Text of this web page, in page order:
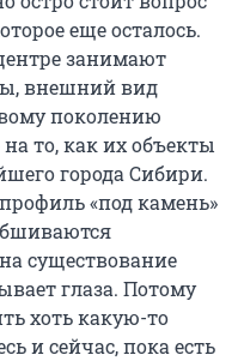
еще осталось.
занимают
внешний вид
поколению
то, как их объекты
города Сибири.
«под камень»
существование
глаза. Потому
хоть какую-то
и сейчас, пока есть